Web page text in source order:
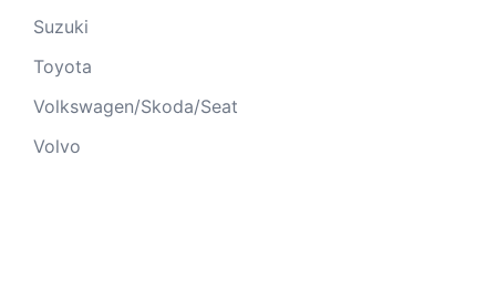
Suzuki
Toyota
Volkswagen/Skoda/Seat
Volvo